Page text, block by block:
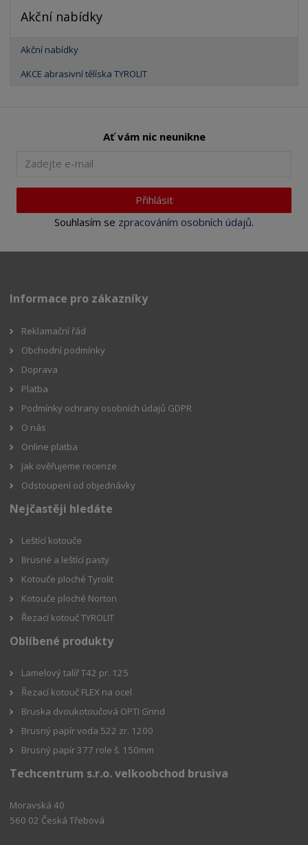
Akční nabídky
Akční nabídky
AKCE abrasivní tělíska TYROLIT
Ať vám nic neunikne
Přihlásit
Souhlasím se zpracováním osobních údajů.
Informace pro zákazníky
Reklamační řád
Obchodní podmínky
Doprava
Platba
Podmínky ochrany osobních údajů GDPR
O nás
Online platba
Jak ověřujeme recenze
Odstoupení od objednávky
Nejčastěji hledáte
Leštící kotouče
Brusné a leštící pasty
Kotouče ploché Tyrolit
Kotouče ploché Norton
Řezací kotouč TYROLIT
Oblíbené produkty
Lamelový talíř T42 pr. 125
Řezací kotouč FLEX na ocel
Bruska dvoukotoučová OPTI Grind
Brusný papír voda 522 zr. 1200
Brusný papír 377 role š. 150mm
Techcentrum s.r.o. velkoobchod brusiva
Moravská 40
560 02 Česká Třebová